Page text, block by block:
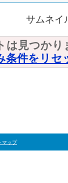
サムネイ
は見つかり
条件をリセ
マップ